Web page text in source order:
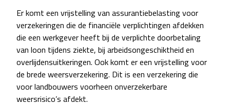
Er komt een vrijstelling van assurantiebelasting voor
verzekeringen die de financiële verplichtingen afdekken
die een werkgever heeft bij de verplichte doorbetaling
van loon tijdens ziekte, bij arbeidsongeschiktheid en
overlijdensuitkeringen. Ook komt er een vrijstelling voor
de brede weersverzekering. Dit is een verzekering die
voor landbouwers voorheen onverzekerbare
weersrisico’s afdekt.